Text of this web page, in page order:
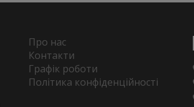
Про нас
Контакти
Графік роботи
Політика конфіденційності